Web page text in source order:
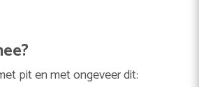
pit en met ongeveer dit: